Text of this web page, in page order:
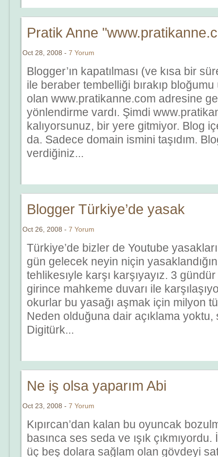
Pratik Anne
Oct 28, 2008 - 7 Yorum
Blogger’ın kapatılması (ve kısa bir
ile beraber tembelliği bırakıp
olan www.pratikanne.com adresine
yönlendirme vardı. Şimdi
kalıyorsunuz, bir yere gitmiyor. Blog
da. Sadece domain ismini taşıdım.
verdiğiniz...
Blogger Türkiye’de yasak
Oct 26, 2008 - 7 Yorum
Türkiye’de bizler de Youtube
gün gelecek neyin niçin
tehlikesıyle karşı karşıyayız. 3
girince mahkeme duvarı ile
okurlar bu yasağı aşmak için milyon
Neden olduğuna dair açıklama
Digitürk...
Ne iş olsa yaparım Abi
Oct 23, 2008 - 7 Yorum
Kıpırcan’dan kalan bu oyuncak
basınca ses seda ve ışık
üç beş dolara sağlam olan gövdeyi